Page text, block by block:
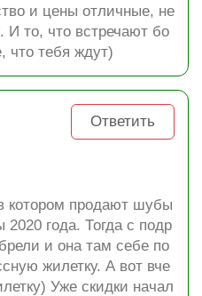
и цены отличные, не
И то, что встречают бо
тебя ждут)
Ответить
котором продают шубы
года. Тогда с подр
и она там себе по
жилетку. А вот вче
Уже скидки начал